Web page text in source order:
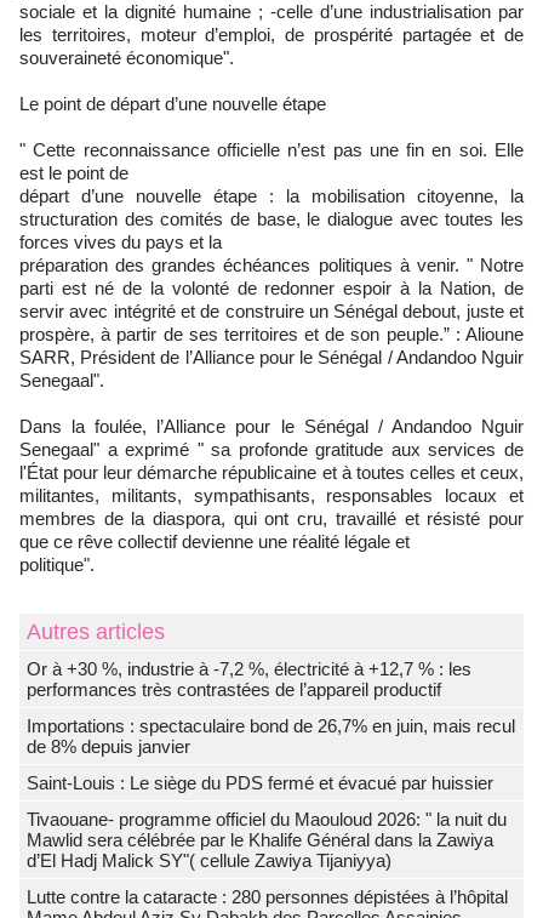
sociale et la dignité humaine ; -celle d’une industrialisation par
les territoires, moteur d’emploi, de prospérité partagée et de
souveraineté économique".
Le point de départ d’une nouvelle étape
" Cette reconnaissance officielle n’est pas une fin en soi. Elle
est le point de
départ d’une nouvelle étape : la mobilisation citoyenne, la
structuration des comités de base, le dialogue avec toutes les
forces vives du pays et la
préparation des grandes échéances politiques à venir. " Notre
parti est né de la volonté de redonner espoir à la Nation, de
servir avec intégrité et de construire un Sénégal debout, juste et
prospère, à partir de ses territoires et de son peuple.” : Alioune
SARR, Président de l’Alliance pour le Sénégal / Andandoo Nguir
Senegaal".
Dans la foulée, l’Alliance pour le Sénégal / Andandoo Nguir
Senegaal" a exprimé " sa profonde gratitude aux services de
l'État pour leur démarche républicaine et à toutes celles et ceux,
militantes, militants, sympathisants, responsables locaux et
membres de la diaspora, qui ont cru, travaillé et résisté pour
que ce rêve collectif devienne une réalité légale et
politique".
Autres articles
Or à +30 %, industrie à -7,2 %, électricité à +12,7 % : les
performances très contrastées de l’appareil productif
Importations : spectaculaire bond de 26,7% en juin, mais recul
de 8% depuis janvier
Saint-Louis : Le siège du PDS fermé et évacué par huissier
Tivaouane- programme officiel du Maouloud 2026: " la nuit du
Mawlid sera célébrée par le Khalife Général dans la Zawiya
d’El Hadj Malick SY"( cellule Zawiya Tijaniyya)
Lutte contre la cataracte : 280 personnes dépistées à l’hôpital